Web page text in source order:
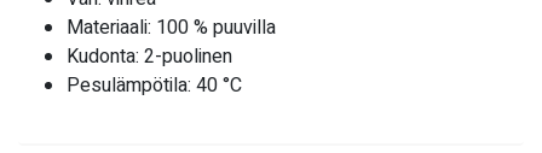
Materiaali: 100 % puuvilla
Kudonta: 2-puolinen
Pesulämpötila: 40 °C